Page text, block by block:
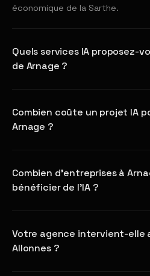
économique de la Sarthe.
Quels services IA proposez-
de Arnage ?
Combien coûte un projet IA
Arnage ?
Combien d'entreprises à
bénéficier de l'IA ?
Votre agence intervient-elle
Allonnes ?